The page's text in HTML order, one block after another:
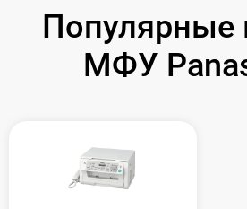
Популярные
МФУ